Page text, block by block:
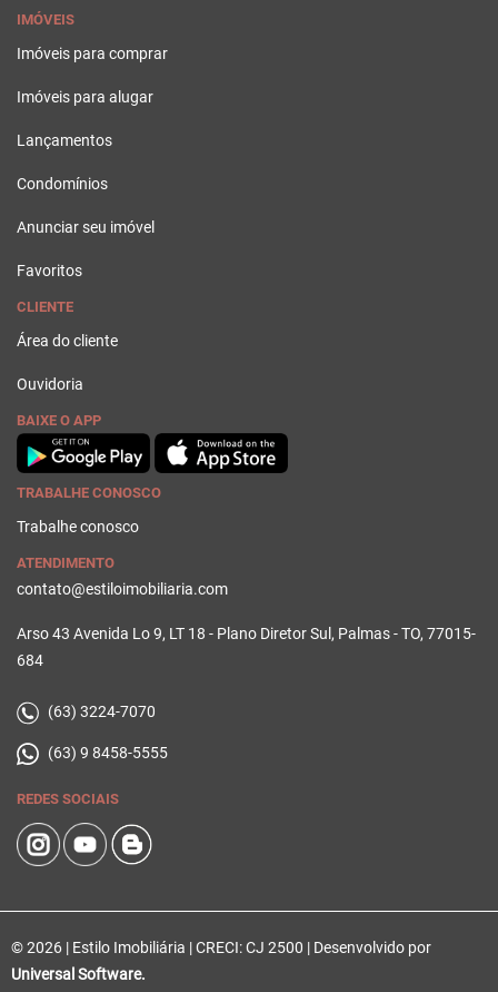
IMÓVEIS
Imóveis para comprar
Imóveis para alugar
Lançamentos
Condomínios
Anunciar seu imóvel
Favoritos
CLIENTE
Área do cliente
Ouvidoria
BAIXE O APP
TRABALHE CONOSCO
Trabalhe conosco
ATENDIMENTO
contato@estiloimobiliaria.com
Arso 43 Avenida Lo 9, LT 18 - Plano Diretor Sul, Palmas - TO, 77015-
684
(63) 3224-7070
(63) 9 8458-5555
REDES SOCIAIS
© 2026 | Estilo Imobiliária | CRECI: CJ 2500 | Desenvolvido por
Universal Software.